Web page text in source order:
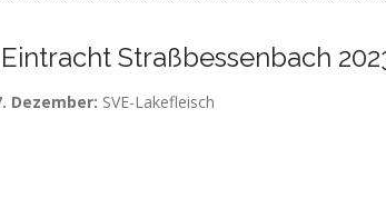
Eintracht Straßbessenbach
Dezember: SVE-Lakefleisch